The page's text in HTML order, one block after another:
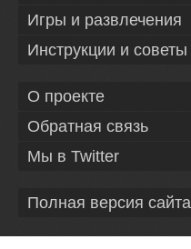
Игры и развлечения
Инструкции и советы
О проекте
Обратная связь
Мы в Twitter
Полная версия сайта